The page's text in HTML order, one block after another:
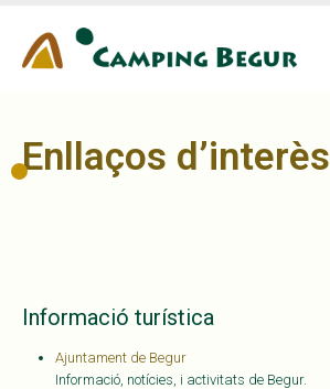
Enllaços d’interès
Informació turística
Ajuntament de Begur
Informació, notícies, i activitats de Begur.